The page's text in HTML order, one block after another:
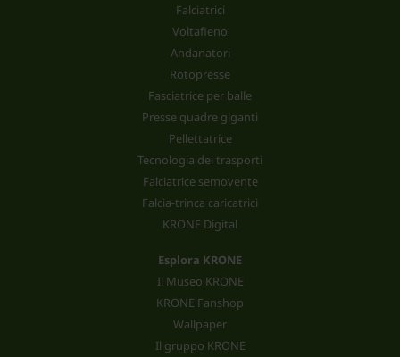
Falciatrici
Voltafieno
Andanatori
Rotopresse
Fasciatrice per balle
Presse quadre giganti
Pellettatrice
Tecnologia dei trasporti
Falciatrice semovente
Falcia-trinca caricatrici
KRONE Digital
Esplora KRONE
Il Museo KRONE
KRONE Fanshop
Wallpaper
Il gruppo KRONE